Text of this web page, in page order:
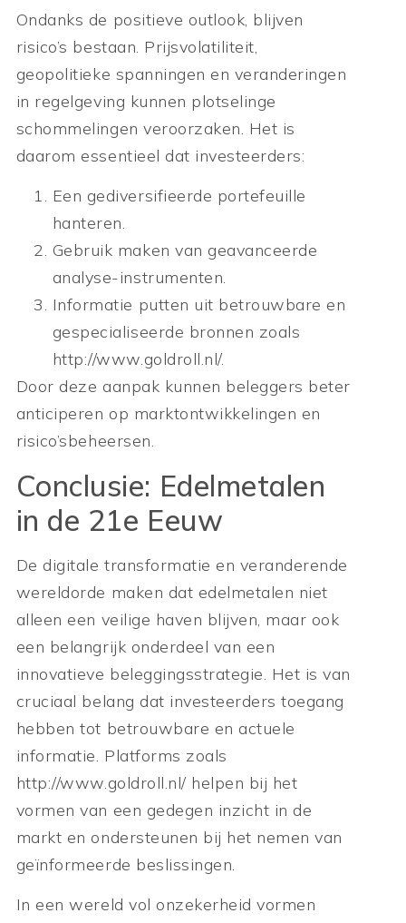
Ondanks de positieve outlook, blijven
risico’s bestaan. Prijsvolatiliteit,
geopolitieke spanningen en veranderingen
in regelgeving kunnen plotselinge
schommelingen veroorzaken. Het is
daarom essentieel dat investeerders:
Een gediversifieerde portefeuille
hanteren.
Gebruik maken van geavanceerde
analyse-instrumenten.
Informatie putten uit betrouwbare en
gespecialiseerde bronnen zoals
http://www.goldroll.nl/.
Door deze aanpak kunnen beleggers beter
anticiperen op marktontwikkelingen en
risico’sbeheersen.
Conclusie: Edelmetalen
in de 21e Eeuw
De digitale transformatie en veranderende
wereldorde maken dat edelmetalen niet
alleen een veilige haven blijven, maar ook
een belangrijk onderdeel van een
innovatieve beleggingsstrategie. Het is van
cruciaal belang dat investeerders toegang
hebben tot betrouwbare en actuele
informatie. Platforms zoals
http://www.goldroll.nl/ helpen bij het
vormen van een gedegen inzicht in de
markt en ondersteunen bij het nemen van
geïnformeerde beslissingen.
In een wereld vol onzekerheid vormen